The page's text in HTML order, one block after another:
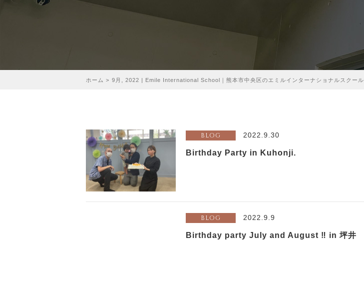
ホーム > 9月, 2022 | Emile International School｜熊本市中央区のエミルインターナショナルスクール
BLOG 2022.9.30
Birthday Party in Kuhonji.
BLOG 2022.9.9
Birthday party July and August ‼︎ in 坪井